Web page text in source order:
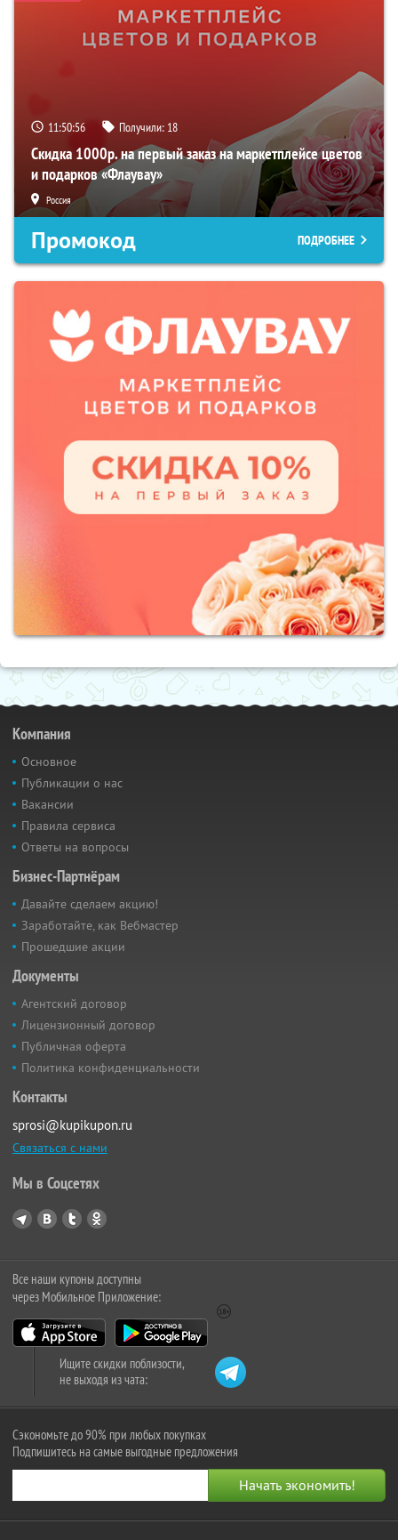
11:50:55 Получили: 18
Скидка 1000р. на первый заказ на маркетплейсе цветов
и подарков «Флаувау»
Россия
Промокод ПОДРОБНЕЕ
Компания
Основное
Публикации о нас
Вакансии
Правила сервиса
Ответы на вопросы
Бизнес-Партнёрам
Давайте сделаем акцию!
Заработайте, как Вебмастер
Прошедшие акции
Документы
Агентский договор
Лицензионный договор
Публичная оферта
Политика конфиденциальности
Контакты
sprosi@kupikupon.ru
Связаться с нами
Мы в Соцсетях
Все наши купоны доступны
через Мобильное Приложение:
Ищите скидки поблизости,
не выходя из чата:
Сэкономьте до 90% при любых покупках
Подпишитесь на самые выгодные предложения